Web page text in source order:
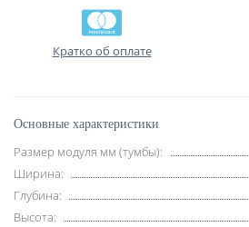
Кратко об оплате
Основные характеристики
Размер модуля мм (тумбы):
Ширина:
Глубина:
Высота: